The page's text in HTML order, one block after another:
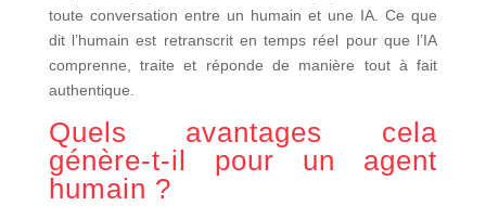
toute conversation entre un humain et une IA. Ce que
dit l’humain est retranscrit en temps réel pour que l’IA
comprenne, traite et réponde de manière tout à fait
authentique.
Quels avantages cela
génère-t-il pour un agent
humain ?